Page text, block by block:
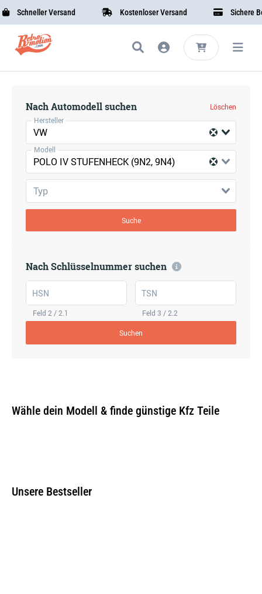
Schneller Versand Kostenloser Versand Sichere
Nach Automodell suchen
Löschen
Hersteller
VW
Modell
POLO IV STUFENHECK (9N2, 9N4)
Typ
Suche
Nach Schlüsselnummer suchen
HSN
Feld 2 / 2.1
TSN
Feld 3 / 2.2
Suchen
Wähle dein Modell & finde günstige Kfz Teile
Unsere Bestseller